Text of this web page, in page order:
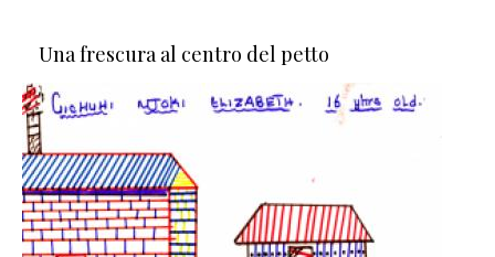
Una frescura al centro del petto